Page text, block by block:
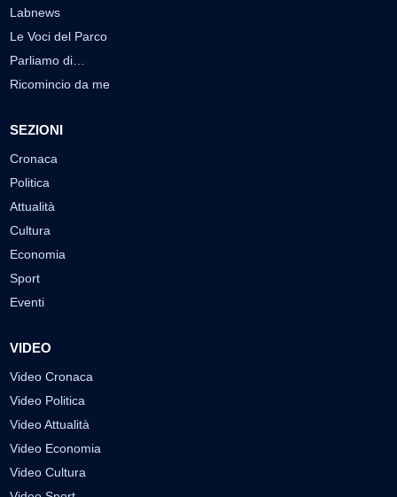
Labnews
Le Voci del Parco
Parliamo di…
Ricomincio da me
SEZIONI
Cronaca
Politica
Attualità
Cultura
Economia
Sport
Eventi
VIDEO
Video Cronaca
Video Politica
Video Attualità
Video Economia
Video Cultura